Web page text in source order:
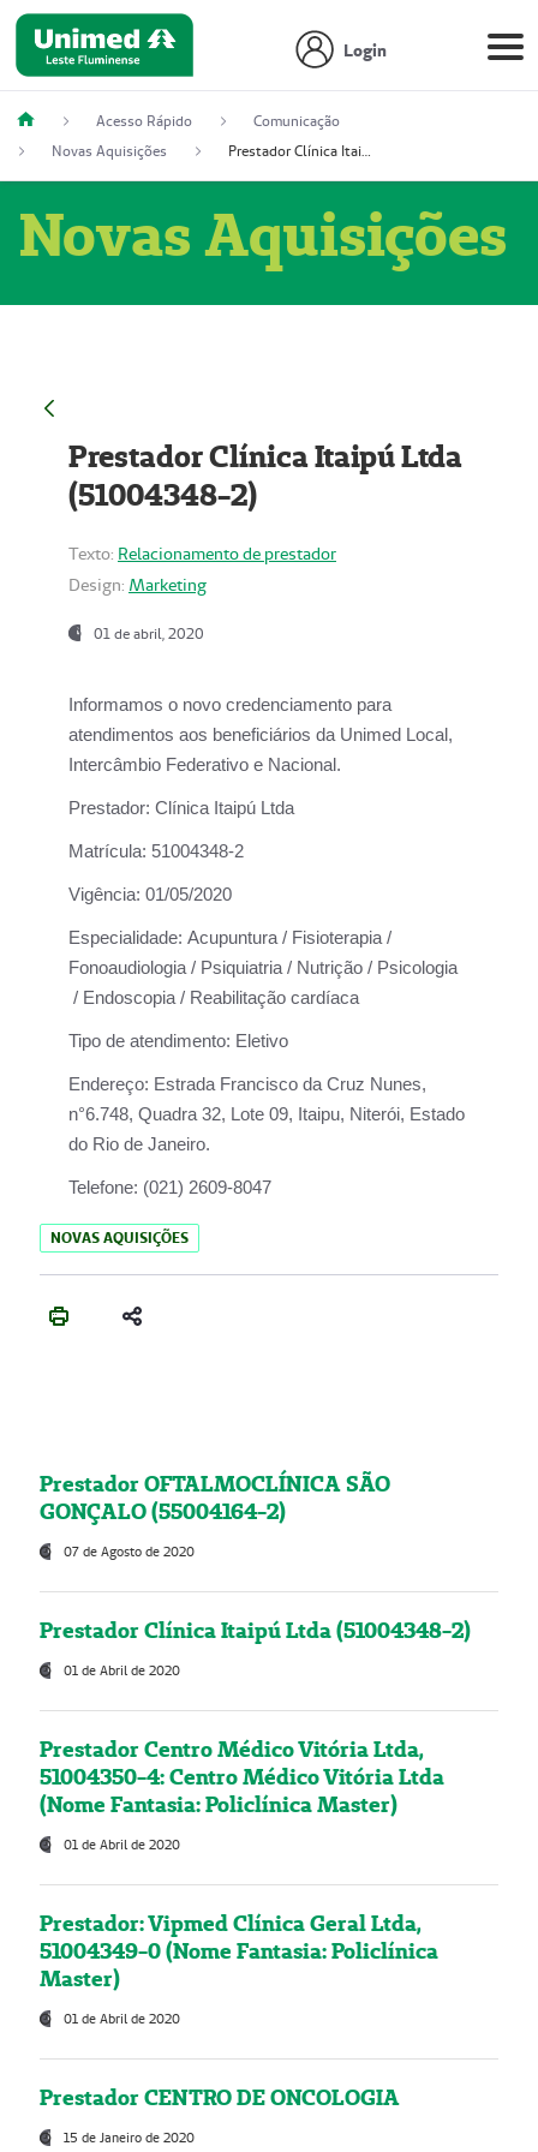
Login
Acesso Rápido
Comunicação
Novas Aquisições
Prestador Clínica Itaipú Ltda (51004348-2)
Novas Aquisições
Prestador Clínica Itaipú Ltda
(51004348-2)
Texto: Relacionamento de prestador
Design: Marketing
01 de abril, 2020
Informamos o novo credenciamento para
atendimentos aos beneficiários da Unimed Local,
Intercâmbio Federativo e Nacional.
Prestador: Clínica Itaipú Ltda
Matrícula: 51004348-2
Vigência: 01/05/2020
Especialidade: Acupuntura / Fisioterapia /
Fonoaudiologia / Psiquiatria / Nutrição / Psicologia
/ Endoscopia / Reabilitação cardíaca
Tipo de atendimento: Eletivo
Endereço: Estrada Francisco da Cruz Nunes,
n°6.748, Quadra 32, Lote 09, Itaipu, Niterói, Estado
do Rio de Janeiro.
Telefone: (021) 2609-8047
NOVAS AQUISIÇÕES
Prestador OFTALMOCLÍNICA SÃO
GONÇALO (55004164-2)
07 de Agosto de 2020
Prestador Clínica Itaipú Ltda (51004348-2)
01 de Abril de 2020
Prestador Centro Médico Vitória Ltda,
51004350-4: Centro Médico Vitória Ltda
(Nome Fantasia: Policlínica Master)
01 de Abril de 2020
Prestador: Vipmed Clínica Geral Ltda,
51004349-0 (Nome Fantasia: Policlínica
Master)
01 de Abril de 2020
Prestador CENTRO DE ONCOLOGIA
15 de Janeiro de 2020